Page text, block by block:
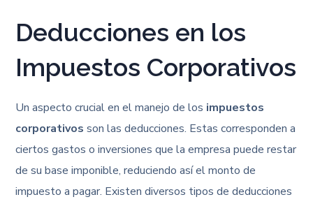
Deducciones en los
Impuestos Corporativos
Un aspecto crucial en el manejo de los impuestos
corporativos son las deducciones. Estas corresponden a
ciertos gastos o inversiones que la empresa puede restar
de su base imponible, reduciendo así el monto de
impuesto a pagar. Existen diversos tipos de deducciones